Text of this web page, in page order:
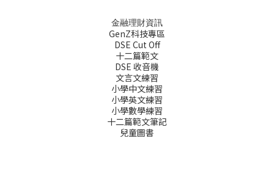
金融理財資訊
GenZ科技專區
DSE Cut Off
十二篇範文
DSE 收音機
文言文練習
小學中文練習
小學英文練習
小學數學練習
十二篇範文筆記
兒童圖書